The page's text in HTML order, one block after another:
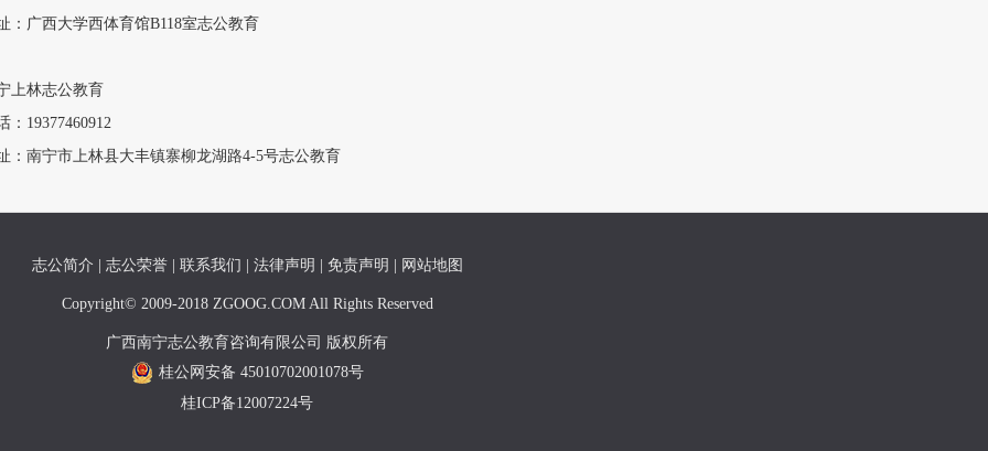
：广西大学西体育馆B118室志公教育
上林志公教育
：19377460912
：南宁市上林县大丰镇寨柳龙湖路4-5号志公教育
志公简介 志公荣誉| 联系我们 法律声明 免责声明 网站地图
Copyright© 2009-2018 ZGOOG.COM All Rights Reserved
广西南宁志公教育咨询有限公司 版权所有
桂公网安备 45010702001078号
桂ICP备12007224号